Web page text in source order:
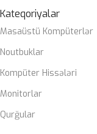
Kateqoriyalar
Masaüstü Kompüterlər
Noutbuklar
Kompüter Hissələri
Monitorlar
Qurğular